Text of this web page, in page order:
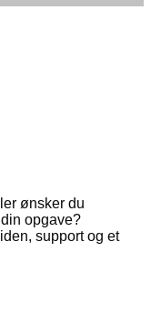
ønsker du
opgave?
support og et